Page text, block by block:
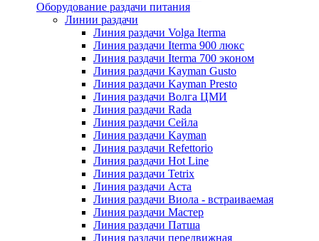
Оборудование раздачи питания
Линии раздачи
Линия раздачи Volga Iterma
Линия раздачи Iterma 900 люкс
Линия раздачи Iterma 700 эконом
Линия раздачи Kayman Gusto
Линия раздачи Kayman Presto
Линия раздачи Волга ЦМИ
Линия раздачи Rada
Линия раздачи Сейла
Линия раздачи Kayman
Линия раздачи Refettorio
Линия раздачи Hot Line
Линия раздачи Tetrix
Линия раздачи Аста
Линия раздачи Виола - встраиваемая
Линия раздачи Мастер
Линия раздачи Патша
Линия раздачи передвижная